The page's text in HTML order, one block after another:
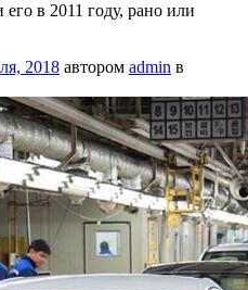
в 2011 году, рано или
2018 автором admin в